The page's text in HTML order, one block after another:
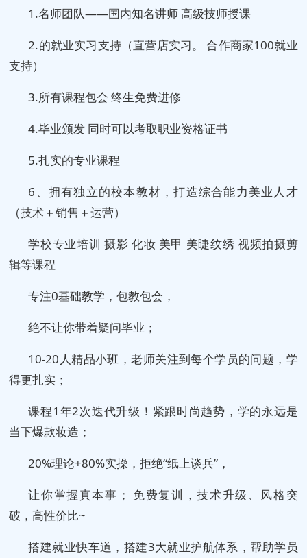
1.名师团队——国内知名讲师 高级技师授课
2.的就业实习支持（直营店实习。 合作商家100就业
支持）
3.所有课程包会 终生免费进修
4.毕业颁发 同时可以考取职业资格证书
5.扎实的专业课程
6、拥有独立的校本教材，打造综合能力美业人才
（技术＋销售＋运营）
学校专业培训 摄影 化妆 美甲 美睫纹绣 视频拍摄剪
辑等课程
专注0基础教学，包教包会，
绝不让你带着疑问毕业；
10-20人精品小班，老师关注到每个学员的问题，学
得更扎实；
课程1年2次迭代升级！紧跟时尚趋势，学的永远是
当下爆款妆造；
20%理论+80%实操，拒绝“纸上谈兵”，
让你掌握真本事； 免费复训，技术升级、风格突
破，高性价比~
搭建就业快车道，搭建3大就业护航体系，帮助学员